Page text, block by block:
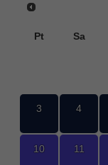
Pt Sa
3 4
10 11